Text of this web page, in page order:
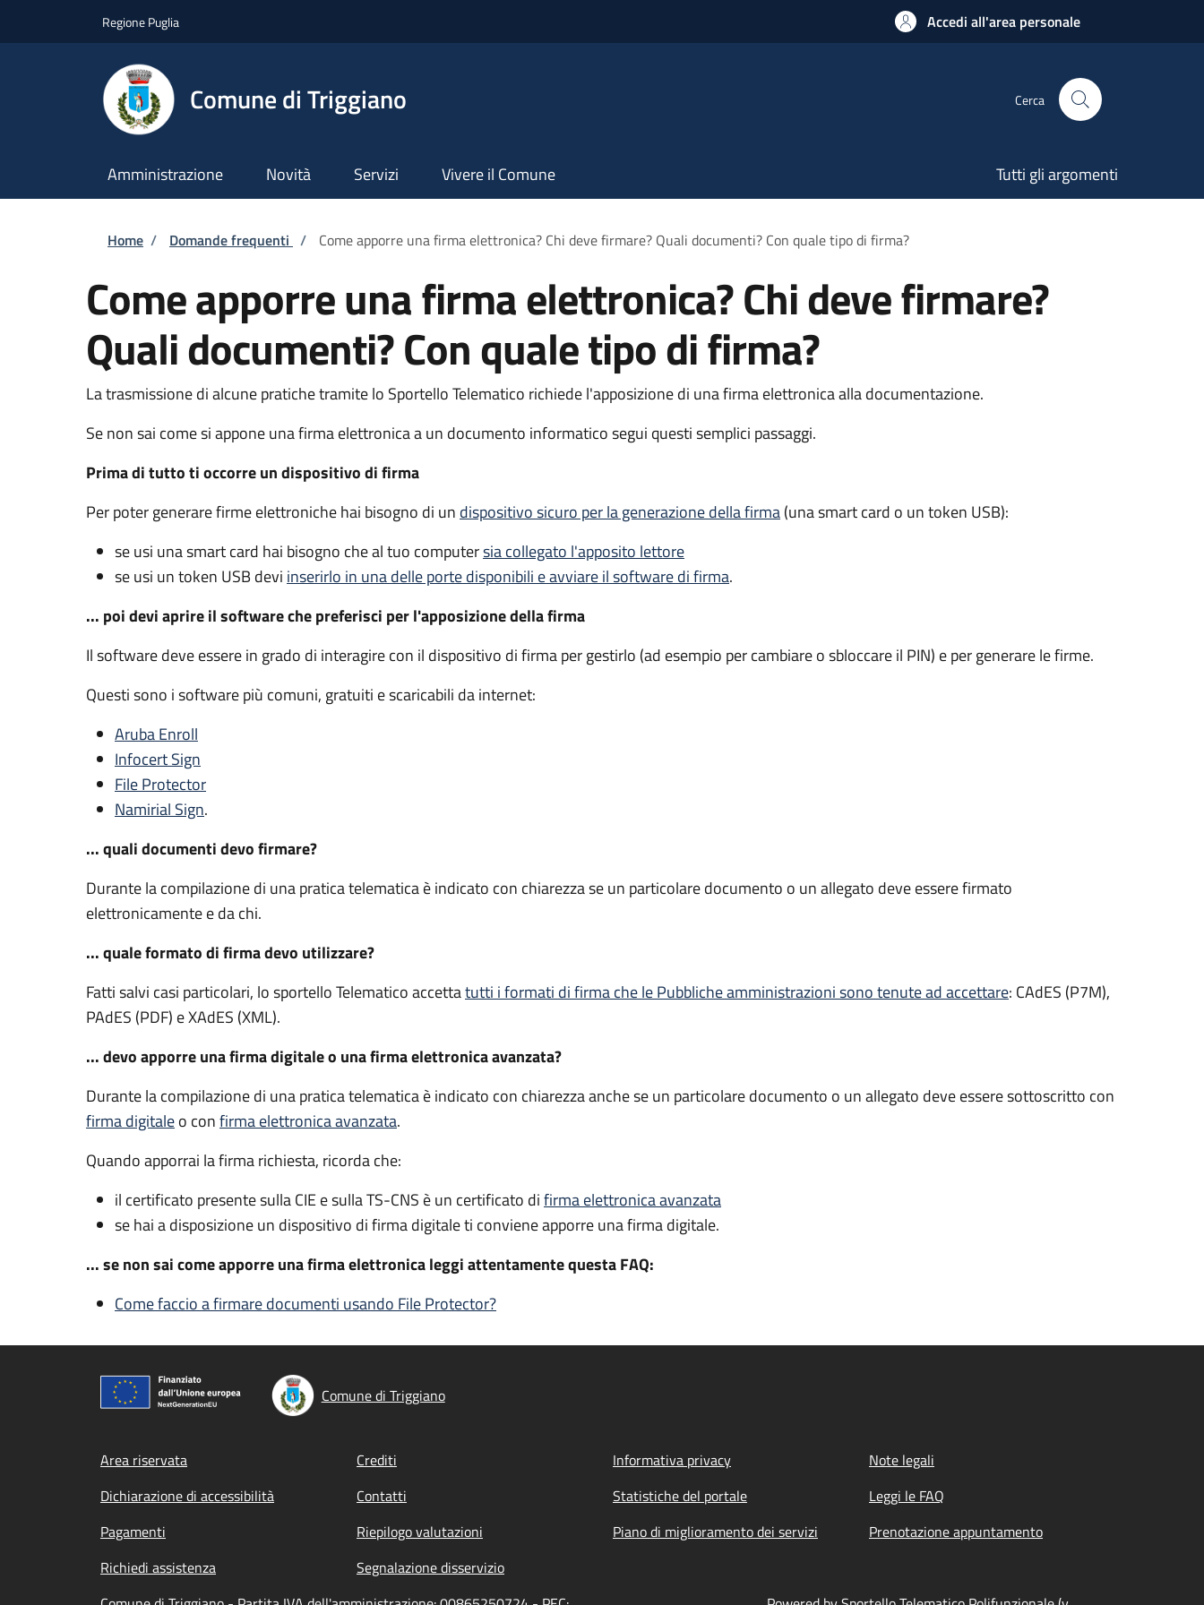
Regione Puglia Accedi all'area personale
Comune di Triggiano Cerca
Amministrazione Novità Servizi Vivere il Comune Tutti gli argomenti
Briciole di pane
Home / Domande frequenti / Come apporre una firma elettronica? Chi deve firmare? Quali documenti? Con quale tipo di firma?
Come apporre una firma elettronica? Chi deve firmare?
Quali documenti? Con quale tipo di firma?
La trasmissione di alcune pratiche tramite lo Sportello Telematico richiede l'apposizione di una firma elettronica alla documentazione.
Se non sai come si appone una firma elettronica a un documento informatico segui questi semplici passaggi.
Prima di tutto ti occorre un dispositivo di firma
Per poter generare firme elettroniche hai bisogno di un dispositivo sicuro per la generazione della firma(una smart card o un token USB):
se usi una smart card hai bisogno che al tuo computersia collegato l'apposito lettore
se usi un token USB devi inserirlo in una delle porte disponibili e avviare il software di firma.
... poi devi aprire il software che preferisci per l'apposizione della firma
Il software deve essere in grado di interagire con il dispositivo di firma per gestirlo (ad esempio per cambiare o sbloccare il PIN) e per generare le firme.
Questi sono i software più comuni, gratuiti e scaricabili da internet:
Aruba Enroll
Infocert Sign
File Protector
Namirial Sign.
... quali documenti devo firmare?
Durante la compilazione di una pratica telematica è indicato con chiarezza se un particolare documento o un allegato deve essere firmato
elettronicamente e da chi.
... quale formato di firma devo utilizzare?
Fatti salvi casi particolari, lo sportello Telematico accettatutti i formati di firma che le Pubbliche amministrazioni sono tenute ad accettare: CAdES (P7M),
PAdES (PDF) e XAdES (XML).
... devo apporre una firma digitale o una firma elettronica avanzata?
Durante la compilazione di una pratica telematica è indicato con chiarezza anche se un particolare documento o un allegato deve essere sottoscritto con
firma digitaleo confirma elettronica avanzata.
Quando apporrai la firma richiesta, ricorda che:
il certificato presente sulla CIE e sulla TS-CNS è un certificato difirma elettronica avanzata
se hai a disposizione un dispositivo di firma digitale ti conviene apporre una firma digitale.
... se non sai come apporre una firma elettronica leggi attentamente questa FAQ:
Come faccio a firmare documenti usando File Protector?
Comune di Triggiano
Footer menu
Area riservata Crediti Informativa privacy
Note legali
Dichiarazione di accessibilità
Contatti Statistiche del portale
Leggi le FAQ
Pagamenti
Riepilogo valutazioni Piano di miglioramento dei servizi
Prenotazione appuntamento
Richiedi assistenza
Segnalazione disservizio